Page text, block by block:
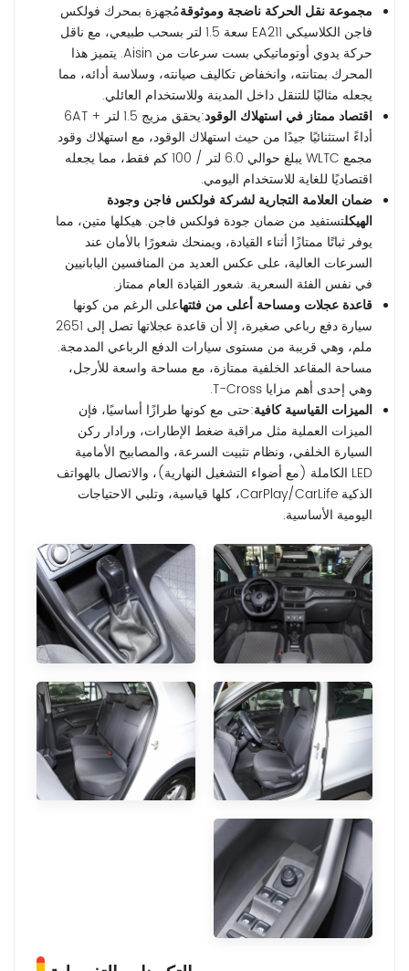
مجموعة نقل الحركة ناضجة وموثوقةمُجهزة بمحرك فولكس
فاجن الكلاسيكي EA211 سعة 1.5 لتر بسحب طبيعي، مع ناقل
حركة يدوي أوتوماتيكي بست سرعات من Aisin. يتميز هذا
المحرك بمتانته، وانخفاض تكاليف صيانته، وسلاسة أدائه، مما
يجعله مثاليًا للتنقل داخل المدينة وللاستخدام العائلي.
اقتصاد ممتاز في استهلاك الوقود
:يحقق مزيج 1.5 لتر + 6AT
أداءً استثنائيًا جيدًا من حيث استهلاك الوقود، مع استهلاك وقود
مجمع WLTC يبلغ حوالي 6.0 لتر / 100 كم فقط، مما يجعله
اقتصاديًا للغاية للاستخدام اليومي.
ضمان العلامة التجارية لشركة فولكس فاجن وجودة
الهيكلتستفيد من ضمان جودة فولكس فاجن. هيكلها متين، مما
يوفر ثباتًا ممتازًا أثناء القيادة، ويمنحك شعورًا بالأمان عند
السرعات العالية، على عكس العديد من المنافسين اليابانيين
في نفس الفئة السعرية. شعور القيادة العام ممتاز.
قاعدة عجلات ومساحة أعلى من فئتهاعلى الرغم من كونها
سيارة دفع رباعي صغيرة، إلا أن قاعدة عجلاتها تصل إلى 2651
ملم، وهي قريبة من مستوى سيارات الدفع الرباعي المدمجة.
مساحة المقاعد الخلفية ممتازة، مع مساحة واسعة للأرجل،
وهي إحدى أهم مزايا T-Cross.
الميزات القياسية كافية:حتى مع كونها طرازًا أساسيًا، فإن
الميزات العملية مثل مراقبة ضغط الإطارات، ورادار ركن
السيارة الخلفي، ونظام تثبيت السرعة، والمصابيح الأمامية
LED الكاملة (مع أضواء التشغيل النهارية)، والاتصال بالهواتف
الذكية CarPlay/CarLife، كلها قياسية، وتلبي الاحتياجات
اليومية الأساسية.